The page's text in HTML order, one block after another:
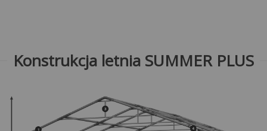
Konstrukcja letnia SUMMER PLUS